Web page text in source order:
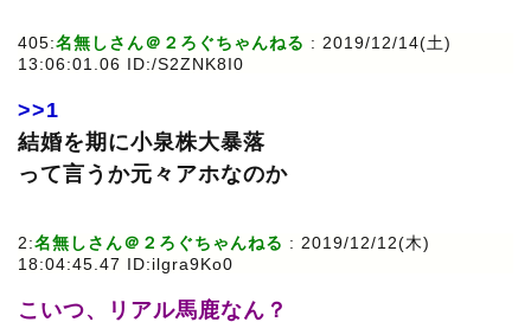
405:名無しさん＠２ろぐちゃんねる : 2019/12/14(土)
13:06:01.06 ID:/S2ZNK8I0
>>1
結婚を期に小泉株大暴落
って言うか元々アホなのか
2:名無しさん＠２ろぐちゃんねる : 2019/12/12(木)
18:04:45.47 ID:ilgra9Ko0
こいつ、リアル馬鹿なん？